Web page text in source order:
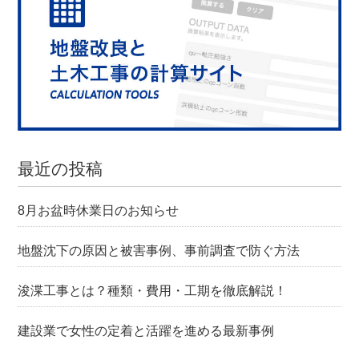
最近の投稿
8月お盆時休業日のお知らせ
地盤沈下の原因と被害事例、事前調査で防ぐ方法
浚渫工事とは？種類・費用・工期を徹底解説！
建設業で女性の定着と活躍を進める最新事例